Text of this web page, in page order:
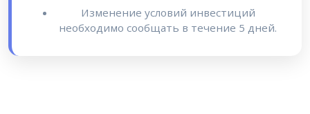
Изменение условий инвестиций
необходимо сообщать в течение 5 дней.